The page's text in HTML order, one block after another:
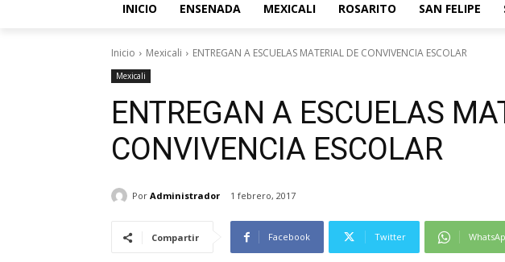
INICIO ENSENADA MEXICALI ROSARITO SAN FELIPE
Inicio Mexicali ENTREGAN A ESCUELAS MATERIAL DE CONVIVENCIA ESCOLAR
Mexicali
ENTREGAN A ESCUELAS
CONVIVENCIA ESCOLAR
Por Administrador 1 febrero, 2017
Compartir Facebook Twitter